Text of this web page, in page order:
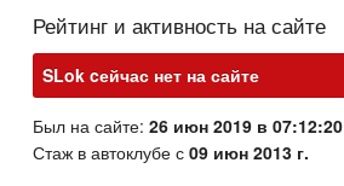
Рейтинг и активность на сайте
SLok cейчас нет на сайте
Был на сайте: 26 июн 2019 в 07:12:20
Стаж в автоклубе с 09 июн 2013 г.